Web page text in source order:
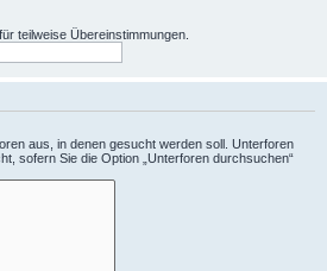
teilweise Übereinstimmungen.
aus, in denen gesucht werden soll. Unterforen
sofern Sie die Option „Unterforen durchsuchen“